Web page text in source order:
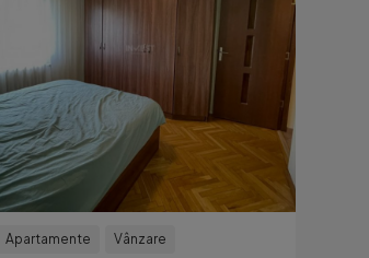
Apartamente Vânzare